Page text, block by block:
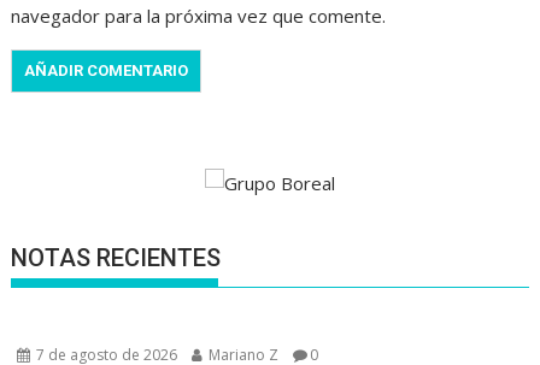
navegador para la próxima vez que comente.
NOTAS RECIENTES
7 de agosto de 2026 Mariano Z 0